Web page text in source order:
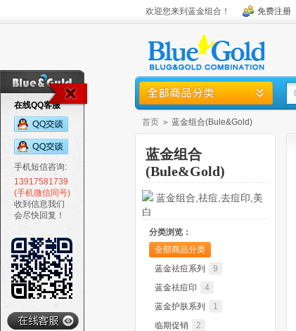
欢迎您来到蓝金组合！ 免费注册
首页 > 蓝金组合(Bule&Gold)
蓝金组合
(Bule&Gold)
蓝金组合,祛痘,去痘印,美
白
分类浏览：
全部商品分类
蓝金祛痘系列
9
蓝金祛痘印
4
蓝金护肤系列
1
临期促销
2
在线QQ客服
手机短信咨询:
13917581739
(手机微信同号)
收到信息我们
会尽快回复！